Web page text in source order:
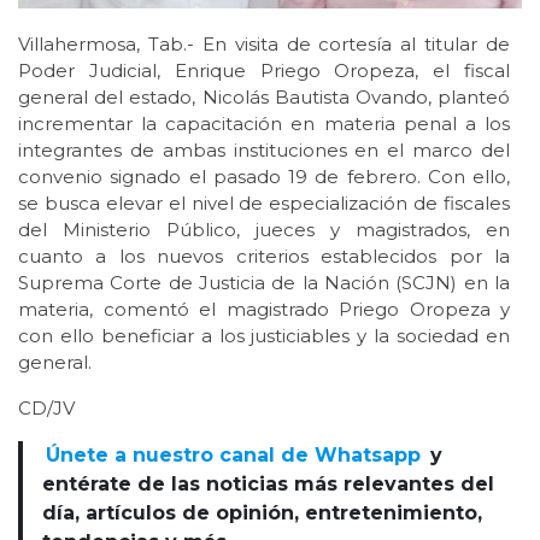
Villahermosa, Tab.- En visita de cortesía al titular de
Poder Judicial, Enrique Priego Oropeza, el fiscal
general del estado, Nicolás Bautista Ovando, planteó
incrementar la capacitación en materia penal a los
integrantes de ambas instituciones en el marco del
convenio signado el pasado 19 de febrero. Con ello,
se busca elevar el nivel de especialización de fiscales
del Ministerio Público, jueces y magistrados, en
cuanto a los nuevos criterios establecidos por la
Suprema Corte de Justicia de la Nación (SCJN) en la
materia, comentó el magistrado Priego Oropeza y
con ello beneficiar a los justiciables y la sociedad en
general.
CD/JV
Únete a nuestro canal de Whatsapp y
entérate de las noticias más relevantes del
día, artículos de opinión, entretenimiento,